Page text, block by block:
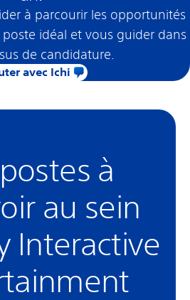
à parcourir les opportunités
idéal et vous guider dans
de candidature.
avec Ichi
à
au sein
Interactive